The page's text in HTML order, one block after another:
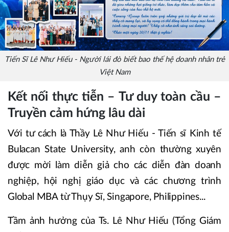
Tiến Sĩ Lê Như Hiếu - Người lái đò biết bao thế hệ doanh nhân trẻ
Việt Nam
Kết nối thực tiễn – Tư duy toàn cầu –
Truyền cảm hứng lâu dài
Với tư cách là Thầy Lê Như Hiếu - Tiến sĩ Kinh tế
Bulacan State University, anh còn thường xuyên
được mời làm diễn giả cho các diễn đàn doanh
nghiệp, hội nghị giáo dục và các chương trình
Global MBA từ Thụy Sĩ, Singapore, Philippines...
Tầm ảnh hưởng của Ts. Lê Như Hiếu (Tổng Giám